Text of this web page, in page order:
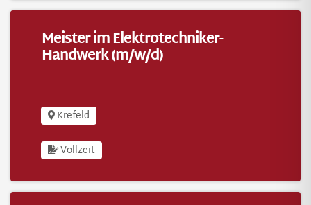
Meister im Elektrotechniker-Handwerk (m/w/d)
Meister im Elektrotechniker-
Handwerk (m/w/d)
Krefeld
Vollzeit